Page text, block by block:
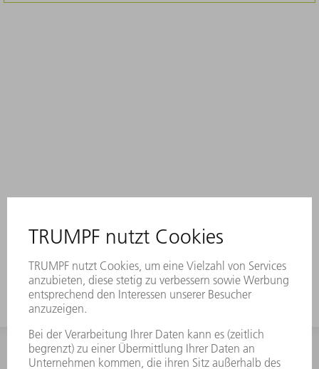
INFORMATION